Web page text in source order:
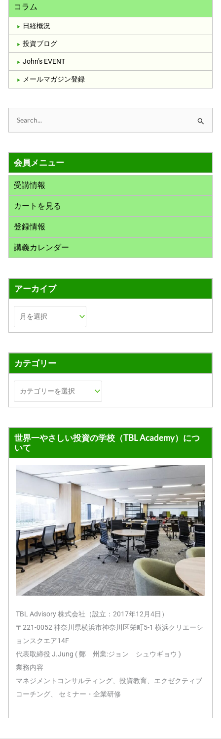
コラム
日経概況
投資ブログ
John’s EVENT
メールマガジン登録
象
:
会員メニュー
受講情報
カートを見る
登録情報
講義カレンダー
アーカイブ
カテゴリー
世界一やさしい投資の学校（TBL Academy）につ
いて
TBL Advisory 株式会社（設立：2017年12月4日）
〒221-0052 神奈川県横浜市神奈川区栄町5-1 横浜クリエーシ
ョンスクエア14F
代表取締役 J.Jung ( 鄭 州業:ジョン シュウギョウ )
業務内容
マネジメントコンサルティング、投資教育、エクゼクティブ
コーチング、 セミナー・企業研修